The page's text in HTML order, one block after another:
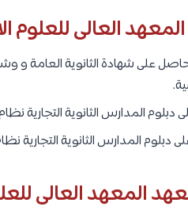
العالى للعلوم
على شهادة الثانوية العامة و
المدارس الثانوية التجارية نظام 3
التجارية نظام 5 سنوات التقديم للمعهد، ويقبل بالفرقة
المعهد العالى